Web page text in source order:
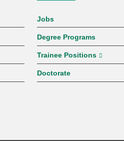
Jobs
Degree Programs
Trainee Positions
Doctorate